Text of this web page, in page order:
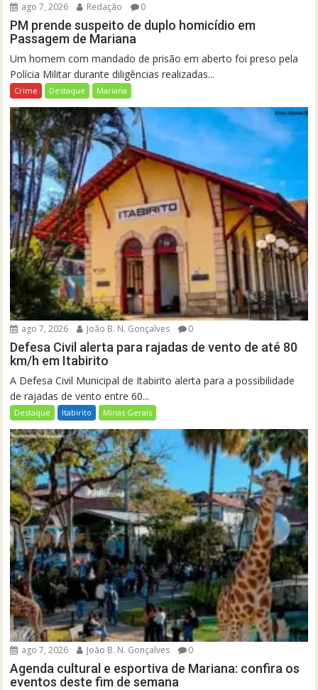
ago 7, 2026 Redação 0
PM prende suspeito de duplo homicídio em
Passagem de Mariana
Um homem com mandado de prisão em aberto foi preso pela
Polícia Militar durante diligências realizadas...
Crime Destaque Mariana
ago 7, 2026 João B. N. Gonçalves 0
Defesa Civil alerta para rajadas de vento de até 80
km/h em Itabirito
A Defesa Civil Municipal de Itabirito alerta para a possibilidade
de rajadas de vento entre 60...
Destaque Itabirito Minas Gerais
ago 7, 2026 João B. N. Gonçalves 0
Agenda cultural e esportiva de Mariana: confira os
eventos deste fim de semana